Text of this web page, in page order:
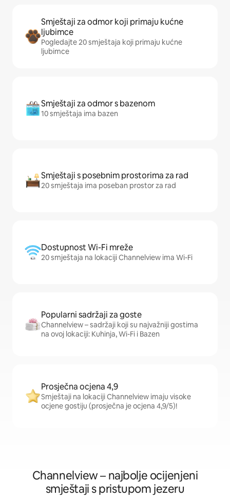
Smještaji za odmor koji primaju kućne
ljubimce
Pogledajte 20 smještaja koji primaju kućne
ljubimce
Smještaji za odmor s bazenom
10 smještaja ima bazen
Smještaji s posebnim prostorima za rad
20 smještaja ima poseban prostor za rad
Dostupnost Wi-Fi mreže
20 smještaja na lokaciji Channelview ima Wi-Fi
Popularni sadržaji za goste
Channelview – sadržaji koji su najvažniji gostima
na ovoj lokaciji: Kuhinja, Wi-Fi i Bazen
Prosječna ocjena 4,9
Smještaji na lokaciji Channelview imaju visoke
ocjene gostiju (prosječna je ocjena 4,9/5)!
Channelview – najbolje ocijenjeni
smještaji s pristupom jezeru